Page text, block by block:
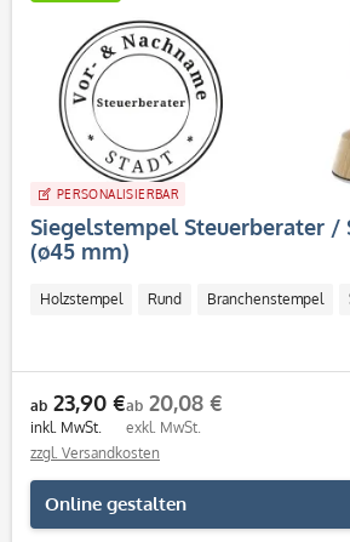
PERSONALISIERBAR
Siegelstempel Steuerberater /
(ø45 mm)
Holzstempel Rund Branchenstempel
ab 23,90 €
inkl. MwSt.
ab 20,08 €
exkl. MwSt.
zzgl. Versandkosten
Online gestalten